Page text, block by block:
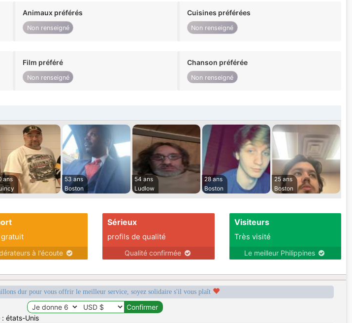
Animaux préférés
Non renseigné
Cuisines préférées
Non renseigné
Film préféré
Non renseigné
Chanson préférée
Non renseigné
ans
53 ans
Boston
54 ans
Ludlow
28 ans
Boston
25 ans
Boston
gratuit
à l'écoute
Sérieux
profils de qualité
Qualité confirmée
Visiteurs
Très visité
Le meilleur Philippines
dur pour vous offrir le meilleur service, soyez solidaire s'il vous plaît
états-Unis